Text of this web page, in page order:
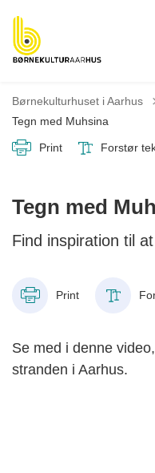
Børnekulturhuset i Aarhus
Tegn med Muhsina
Print Forstør
Tegn med
Find inspiration til
Print
Se med i denne
stranden i Aarhus.